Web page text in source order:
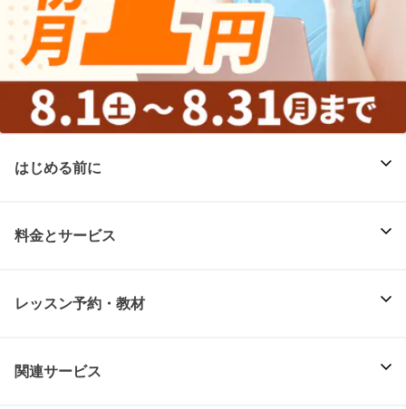
はじめる前に
料金とサービス
レッスン予約・教材
関連サービス